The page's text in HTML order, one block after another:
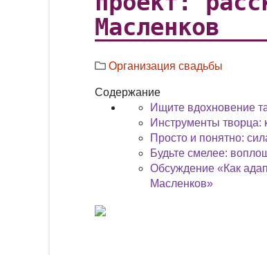
Масленков
Организация свадьбы
Содержание
Ищите вдохновение
Инструменты творца:
Просто и понятно:
Будьте смелее:
Обсуждение «Как
Масленков»